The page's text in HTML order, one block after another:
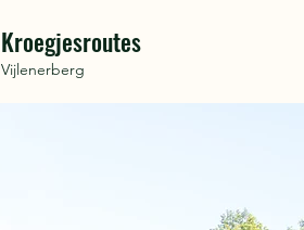
Kroegjesroutes
Vijlenerberg